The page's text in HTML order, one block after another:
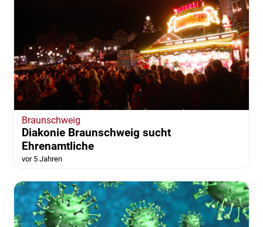
Braunschweig
Diakonie Braunschweig sucht
Ehrenamtliche
vor 5 Jahren